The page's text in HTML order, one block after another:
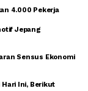
4.000 Pekerja
Jepang
Sensus Ekonomi
Hari Ini, Berikut